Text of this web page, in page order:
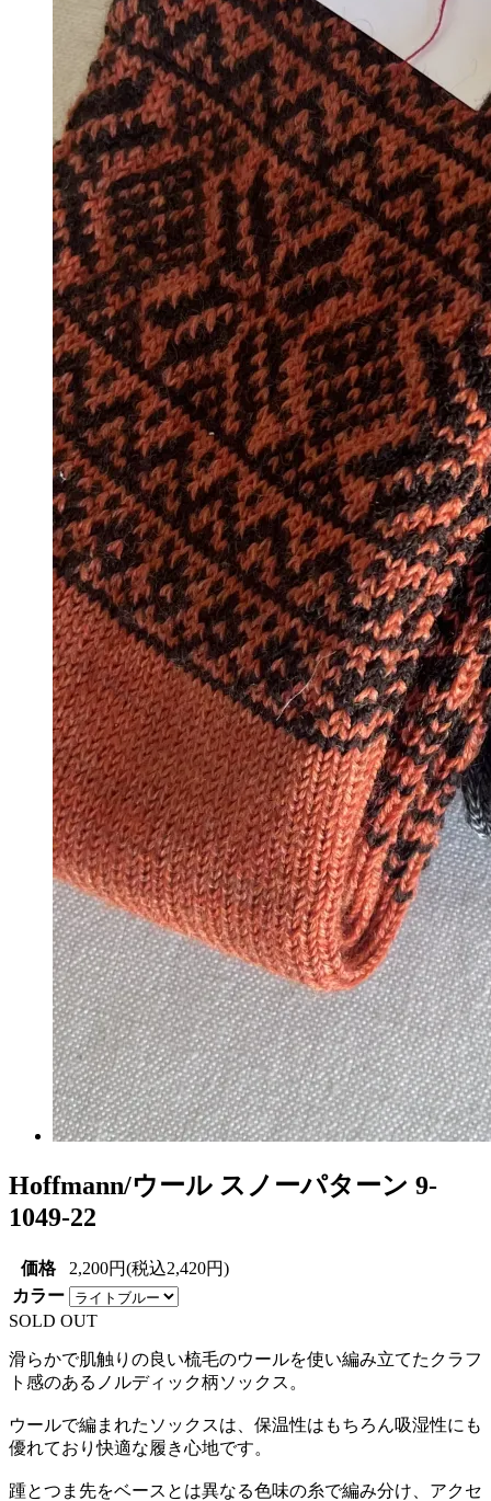
Hoffmann/ウール スノーパターン 9-
1049-22
価格
2,200円(税込2,420円)
カラー
SOLD OUT
滑らかで肌触りの良い梳毛のウールを使い編み立てたクラフ
ト感のあるノルディック柄ソックス。
ウールで編まれたソックスは、保温性はもちろん吸湿性にも
優れており快適な履き心地です。
踵とつま先をベースとは異なる色味の糸で編み分け、アクセ